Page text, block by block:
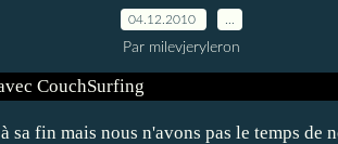
04.12.2010
Par milevjeryleron
sa fin mais nous n'avons pas le temps de